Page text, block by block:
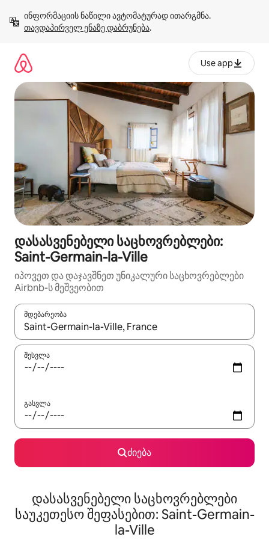
გადასვლა
თავდაპირველ ენაზე დაბრუნება.
Use app
დასასვენებელი საცხოვრებლები:
Saint-Germain-la-Ville
იპოვეთ და დაჯავშნეთ უნიკალური საცხოვრებლები
Airbnb-ს მეშვეობით
მდებარეობა
როცა შედეგები ხელმისაწვდომი გახდება, ნავიგაციისთვის
შესვლა
გასვლა
ძიება
დასასვენებელი საცხოვრებლები
საუკეთესო შეფასებით: Saint-Germain-
la-Ville